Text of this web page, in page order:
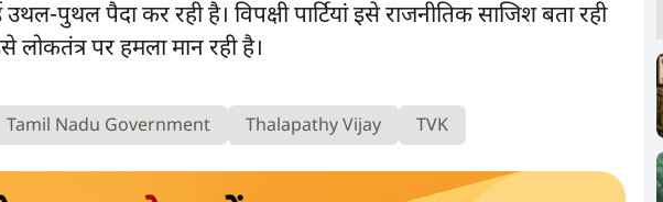
पुथल पैदा कर रही है। विपक्षी पार्टियां इसे राजनीतिक साजिश बता रही
लोकतंत्र पर हमला मान रही है।
Tamil Nadu Government Thalapathy Vijay TVK